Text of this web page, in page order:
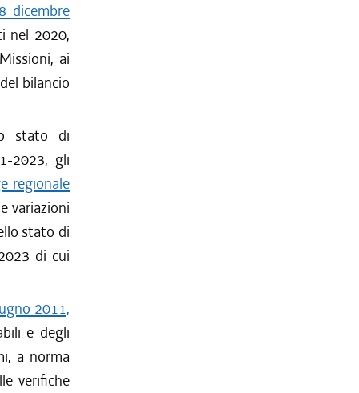
dicembre
nel 2020,
ai
bilancio
stato di
2023, gli
regionale
variazioni
stato di
di cui
2011,
e degli
a norma
verifiche